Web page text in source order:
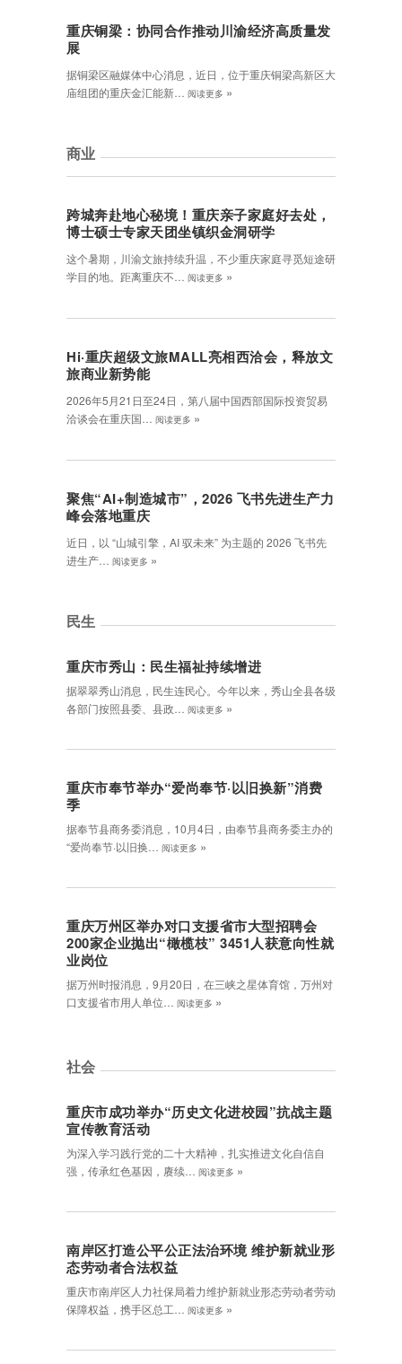
重庆铜梁：协同合作推动川渝经济高质量发
展
据铜梁区融媒体中心消息，近日，位于重庆铜梁高新区大
庙组团的重庆金汇能新…
阅读更多 »
商业
跨城奔赴地心秘境！重庆亲子家庭好去处，
博士硕士专家天团坐镇织金洞研学
这个暑期，川渝文旅持续升温，不少重庆家庭寻觅短途研
学目的地。距离重庆不…
阅读更多 »
Hi·重庆超级文旅MALL亮相西洽会，释放文
旅商业新势能
2026年5月21日至24日，第八届中国西部国际投资贸易
洽谈会在重庆国…
阅读更多 »
聚焦“AI+制造城市”，2026 飞书先进生产力
峰会落地重庆
近日，以 “山城引擎，AI 驭未来” 为主题的 2026 飞书先
进生产…
阅读更多 »
民生
重庆市秀山：民生福祉持续增进
据翠翠秀山消息，民生连民心。今年以来，秀山全县各级
各部门按照县委、县政…
阅读更多 »
重庆市奉节举办“爱尚奉节·以旧换新”消费
季
据奉节县商务委消息，10月4日，由奉节县商务委主办的
“爱尚奉节·以旧换…
阅读更多 »
重庆万州区举办对口支援省市大型招聘会
200家企业抛出“橄榄枝” 3451人获意向性就
业岗位
据万州时报消息，9月20日，在三峡之星体育馆，万州对
口支援省市用人单位…
阅读更多 »
社会
重庆市成功举办“历史文化进校园”抗战主题
宣传教育活动
为深入学习践行党的二十大精神，扎实推进文化自信自
强，传承红色基因，赓续…
阅读更多 »
南岸区打造公平公正法治环境 维护新就业形
态劳动者合法权益
重庆市南岸区人力社保局着力维护新就业形态劳动者劳动
保障权益，携手区总工…
阅读更多 »